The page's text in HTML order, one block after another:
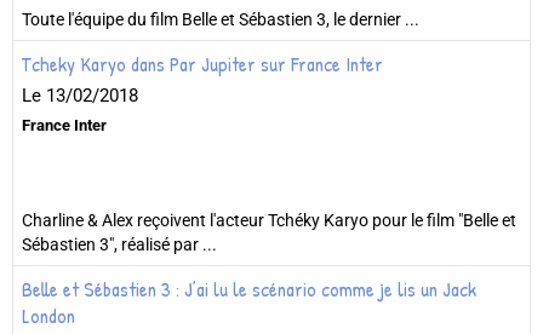
Toute l'équipe du film Belle et Sébastien 3, le dernier ...
Tcheky Karyo dans Par Jupiter sur France Inter
Le 13/02/2018
France Inter
Charline & Alex reçoivent l'acteur Tchéky Karyo pour le film "Belle et
Sébastien 3", réalisé par ...
Belle et Sébastien 3 : J’ai lu le scénario comme je lis un Jack
London